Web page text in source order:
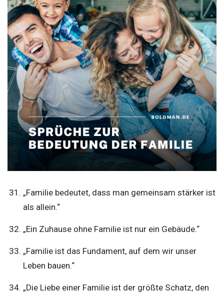
„Familie bedeutet, dass man gemeinsam stärker ist
als allein.“
„Ein Zuhause ohne Familie ist nur ein Gebäude.“
„Familie ist das Fundament, auf dem wir unser
Leben bauen.“
„Die Liebe einer Familie ist der größte Schatz, den